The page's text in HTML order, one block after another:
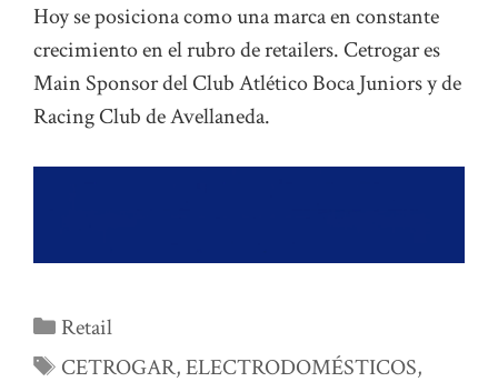
Hoy se posiciona como una marca en constante
crecimiento en el rubro de retailers. Cetrogar es
Main Sponsor del Club Atlético Boca Juniors y de
Racing Club de Avellaneda.
Categorías
Retail
Etiquetas
CETROGAR,ELECTRODOMÉSTICOS,